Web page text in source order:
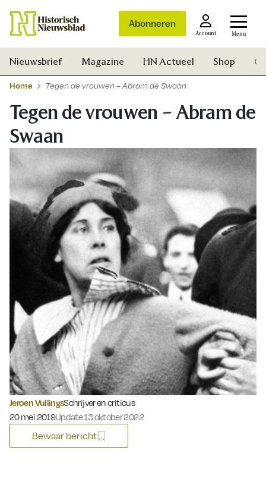
Abonneren
Account Menu
Zoek
Nieuwsbrief Magazine HN Actueel Shop
Home Tegen de vrouwen – Abram de Swaan
Tegen de vrouwen – Abram de
Swaan
Jeroen VullingsSchrijver en criticus
Gepubliceerd op:
20 mei 2019Update 13 oktober 2022
Bewaar bericht